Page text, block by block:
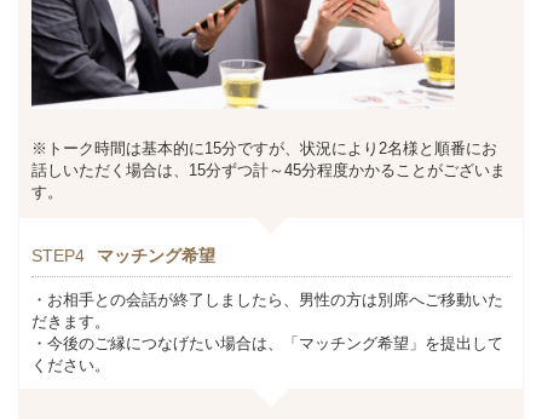
※トーク時間は基本的に15分ですが、状況により2名様と順番にお
話しいただく場合は、15分ずつ計～45分程度かかることがございま
す。
STEP4 マッチング希望
・お相手との会話が終了しましたら、男性の方は別席へご移動いた
だきます。
・今後のご縁につなげたい場合は、「マッチング希望」を提出して
ください。